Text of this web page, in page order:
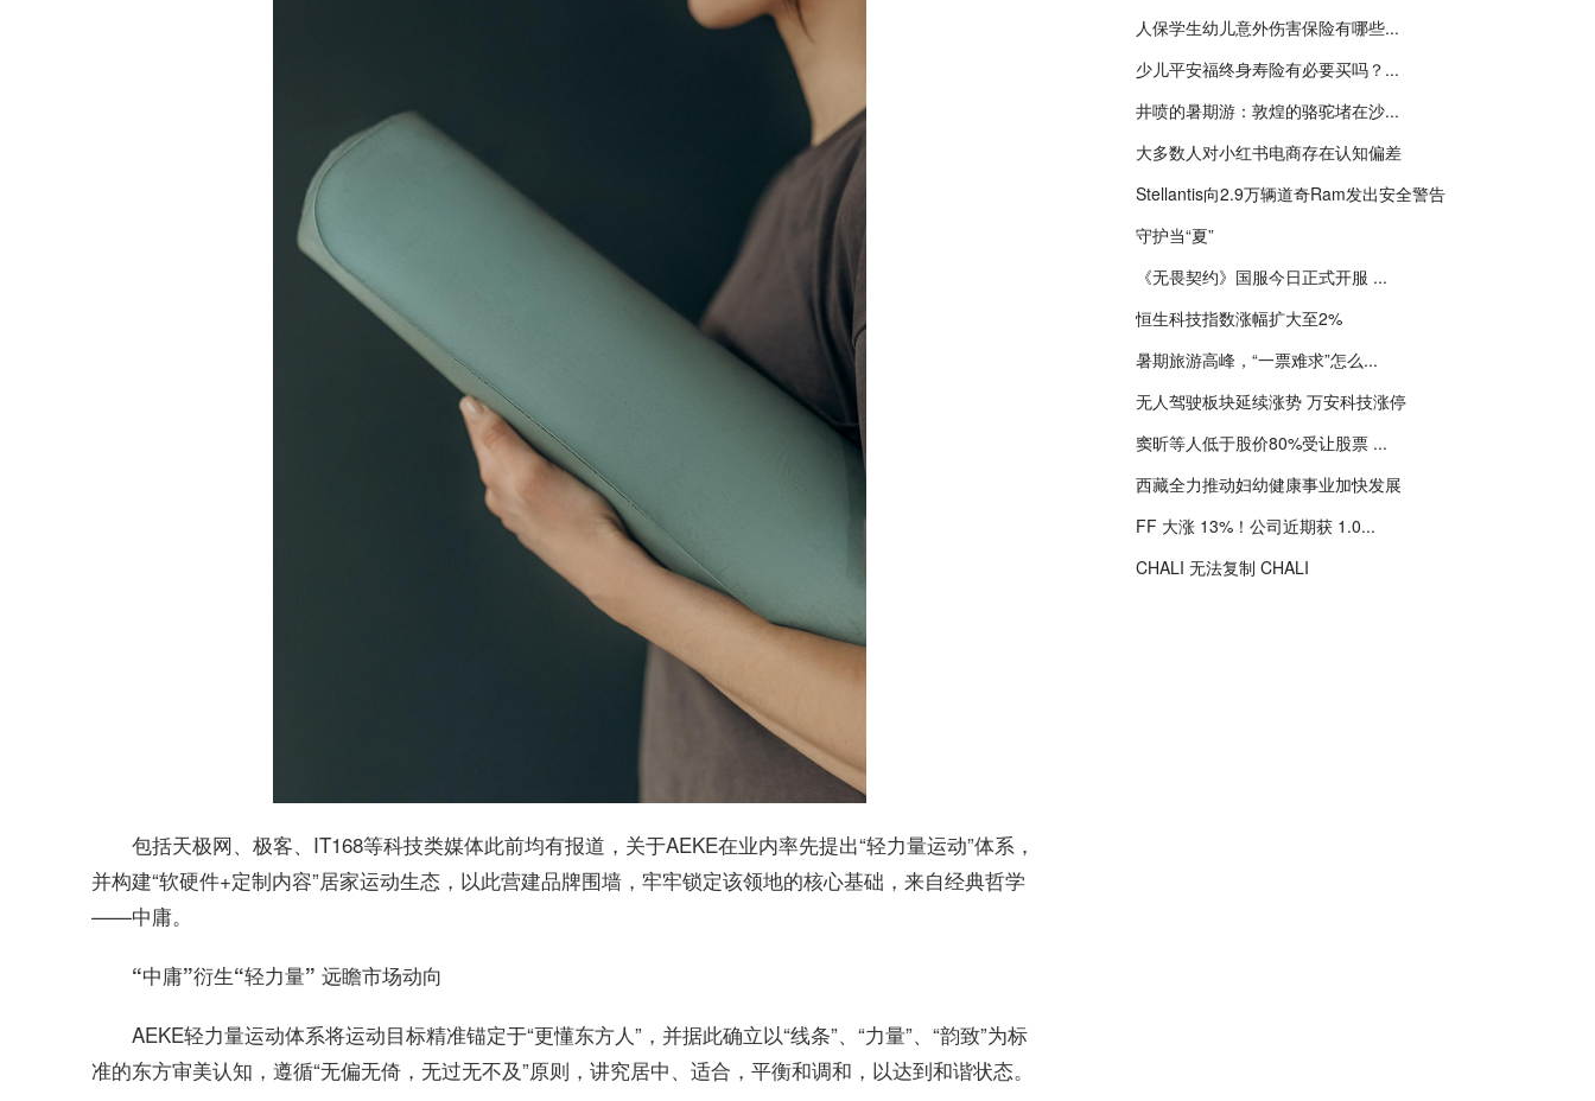
包括天极网、极客、IT168等科技类媒体此前均有报道，关于AEKE在业内率先提出“轻力量运动”体系，
并构建“软硬件+定制内容”居家运动生态，以此营建品牌围墙，牢牢锁定该领地的核心基础，来自经典哲学
——中庸。
“中庸”衍生“轻力量” 远瞻市场动向
AEKE轻力量运动体系将运动目标精准锚定于“更懂东方人”，并据此确立以“线条”、“力量”、“韵致”为标
准的东方审美认知，遵循“无偏无倚，无过无不及”原则，讲究居中、适合， 平衡和调和，以达到和谐状态。
人保学生幼儿意外伤害保险有哪些...
少儿平安福终身寿险有必要买吗？...
井喷的暑期游：敦煌的骆驼堵在沙...
大多数人对小红书电商存在认知偏差
Stellantis向2.9万辆道奇Ram发出安全警告
守护当“夏”
《无畏契约》国服今日正式开服 ...
恒生科技指数涨幅扩大至2%
暑期旅游高峰，“一票难求”怎么...
无人驾驶板块延续涨势 万安科技涨停
窦昕等人低于股价80%受让股票 ...
西藏全力推动妇幼健康事业加快发展
FF 大涨 13%！公司近期获 1.0...
CHALI 无法复制 CHALI